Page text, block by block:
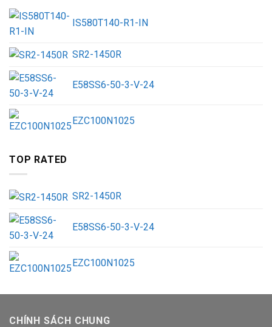
IS580T140-R1-IN
SR2-1450R
E58SS6-50-3-V-24
EZC100N1025
TOP RATED
SR2-1450R
E58SS6-50-3-V-24
EZC100N1025
CHÍNH SÁCH CHUNG